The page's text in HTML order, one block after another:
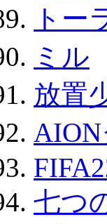
トー
ミル
放置
七つ